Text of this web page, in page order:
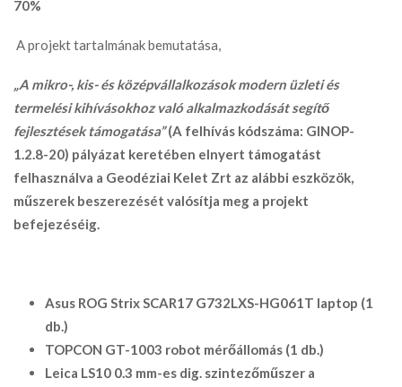
70%
A projekt tartalmának bemutatása,
„A mikro-, kis- és középvállalkozások modern üzleti és
termelési kihívásokhoz való alkalmazkodását segítő
fejlesztések támogatása”(A felhívás kódszáma: GINOP-
1.2.8-20) pályázat keretében elnyert támogatást
felhasználva a Geodéziai Kelet Zrt az alábbi eszközök,
műszerek beszerezését valósítja meg a projekt
befejezéséig.
Asus ROG Strix SCAR17 G732LXS-HG061T laptop (1
db.)
TOPCON GT-1003 robot mérőállomás (1 db.)
Leica LS10 0.3 mm-es dig. szintezőműszer a